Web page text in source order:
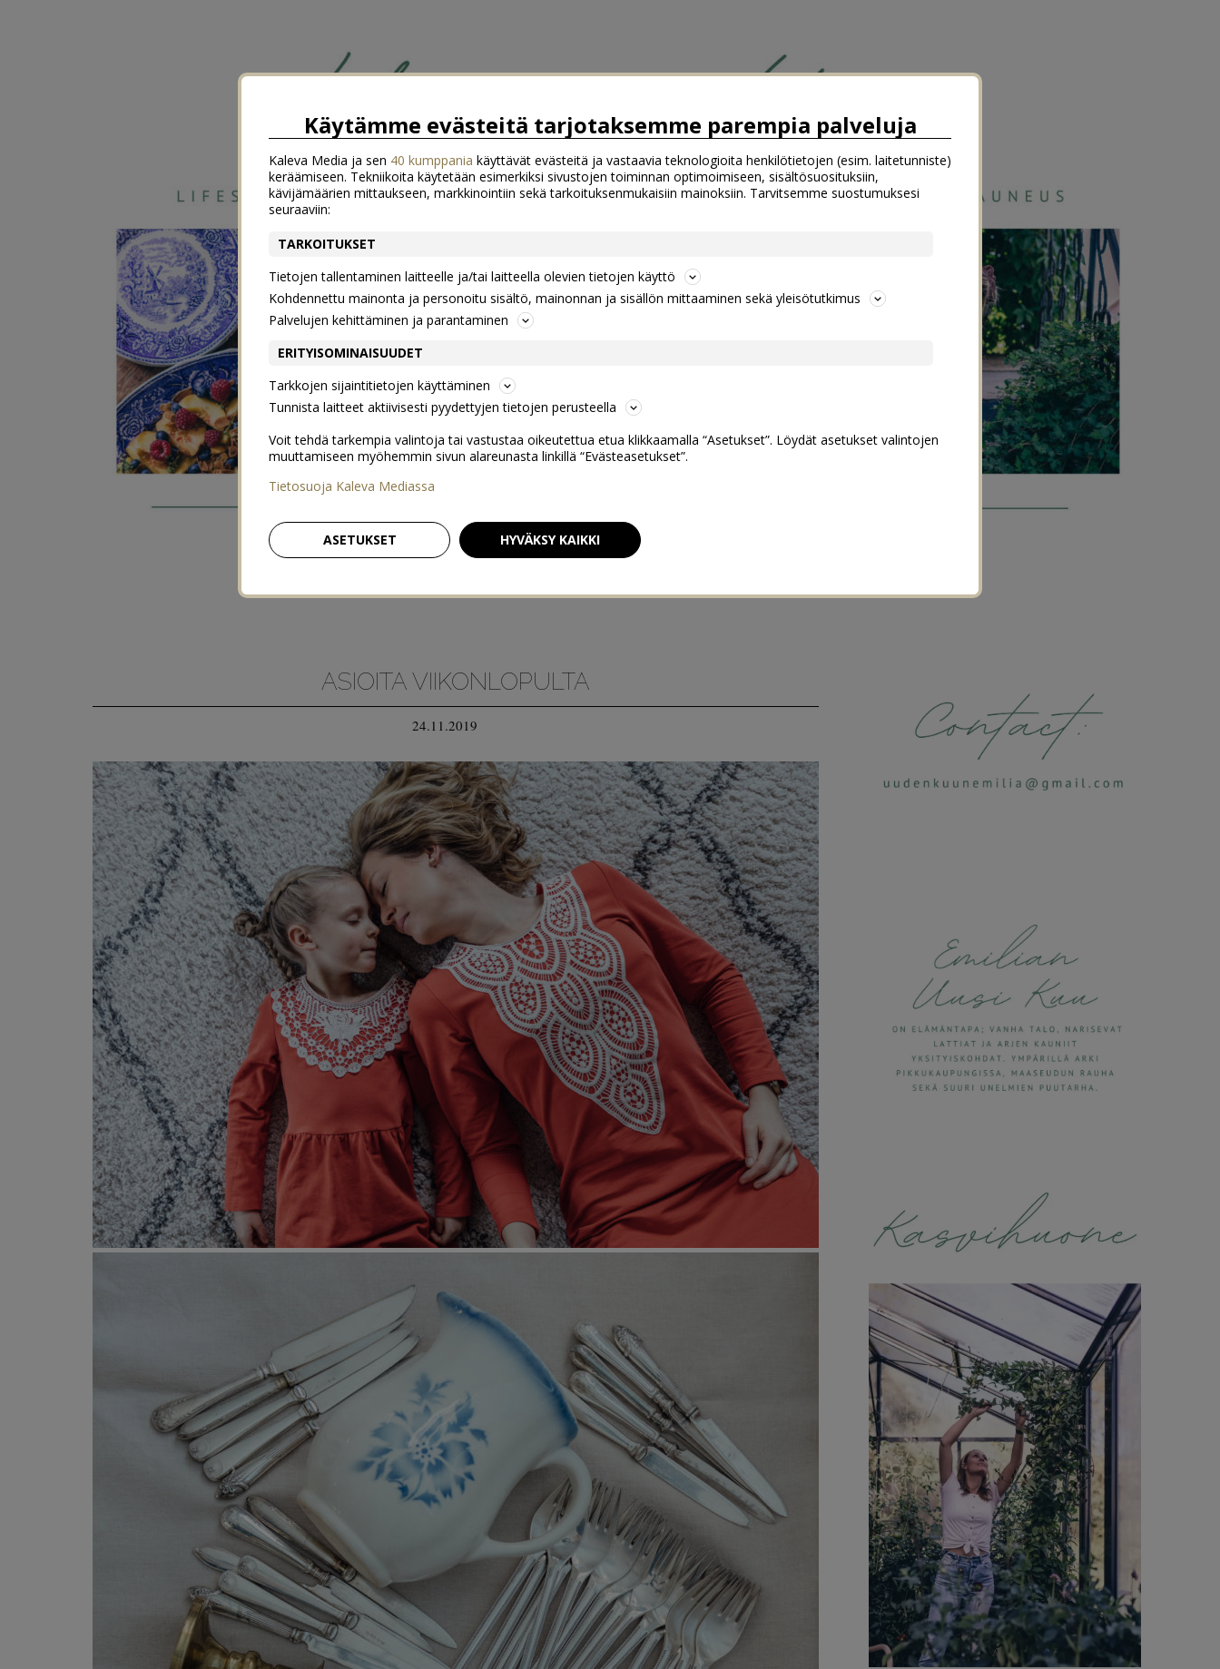
ASIOITA VIIKONLOPULTA
24.11.2019
Käytämme evästeitä tarjotaksemme parempia palveluja
Kaleva Media ja sen 40 kumppania käyttävät evästeitä ja vastaavia teknologioita henkilötietojen (esim. laitetunniste)
keräämiseen. Tekniikoita käytetään esimerkiksi sivustojen toiminnan optimoimiseen, sisältösuosituksiin,
kävijämäärien mittaukseen, markkinointiin sekä tarkoituksenmukaisiin mainoksiin. Tarvitsemme suostumuksesi
seuraaviin:
TARKOITUKSET
Tietojen tallentaminen laitteelle ja/tai laitteella olevien tietojen käyttö
Kohdennettu mainonta ja personoitu sisältö, mainonnan ja sisällön mittaaminen sekä yleisötutkimus
Palvelujen kehittäminen ja parantaminen
ERITYISOMINAISUUDET
Tarkkojen sijaintitietojen käyttäminen
Tunnista laitteet aktiivisesti pyydettyjen tietojen perusteella
Voit tehdä tarkempia valintoja tai vastustaa oikeutettua etua klikkaamalla “Asetukset”. Löydät asetukset valintojen
muuttamiseen myöhemmin sivun alareunasta linkillä “Evästeasetukset”.
Tietosuoja Kaleva Mediassa
ASETUKSET HYVÄKSY KAIKKI